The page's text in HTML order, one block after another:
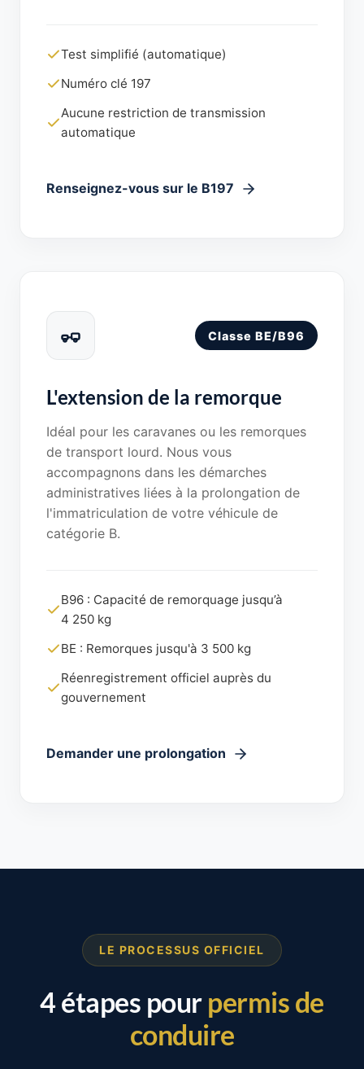
Test simplifié (automatique)
Numéro clé 197
Aucune restriction de transmission
automatique
Renseignez-vous sur le B197
Classe BE/B96
L'extension de la remorque
Idéal pour les caravanes ou les remorques
de transport lourd. Nous vous
accompagnons dans les démarches
administratives liées à la prolongation de
l'immatriculation de votre véhicule de
catégorie B.
B96 : Capacité de remorquage jusqu’à
4 250 kg
BE : Remorques jusqu'à 3 500 kg
Réenregistrement officiel auprès du
gouvernement
Demander une prolongation
LE PROCESSUS OFFICIEL
4 étapes pour permis de
conduire